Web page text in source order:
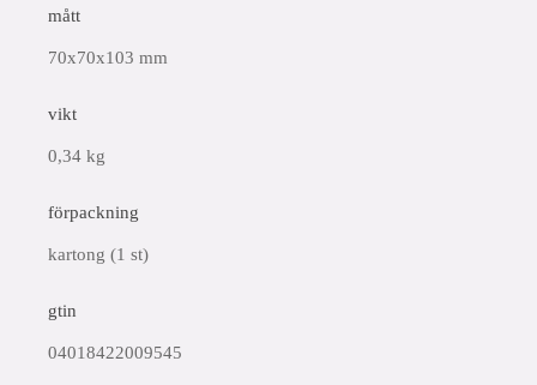
mått
70x70x103 mm
vikt
0,34 kg
förpackning
kartong (1 st)
gtin
04018422009545